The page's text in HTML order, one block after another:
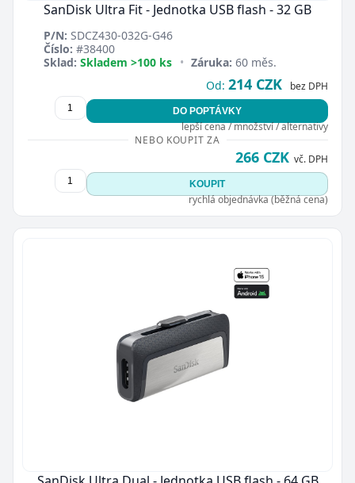
SanDisk Ultra Fit - Jednotka USB flash - 32 GB
P/N: SDCZ430-032G-G46
Číslo: #38400
Sklad: Skladem >100 ks • Záruka: 60 měs.
Od: 214 CZK bez DPH
DO POPTÁVKY
lepší cena / množství / alternativy
NEBO KOUPIT ZA
266 CZK vč. DPH
KOUPIT
rychlá objednávka (běžná cena)